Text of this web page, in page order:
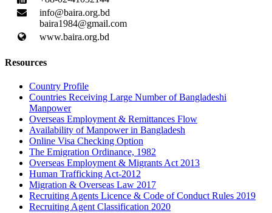
info@baira.org.bd
baira1984@gmail.com
www.baira.org.bd
Resources
Country Profile
Countries Receiving Large Number of Bangladeshi
Manpower
Overseas Employment & Remittances Flow
Availability of Manpower in Bangladesh
Online Visa Checking Option
The Emigration Ordinance, 1982
Overseas Employment & Migrants Act 2013
Human Trafficking Act-2012
Migration & Overseas Law 2017
Recruiting Agents Licence & Code of Conduct Rules 2019
Recruiting Agent Classification 2020